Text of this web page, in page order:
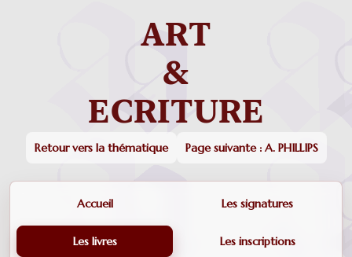
Retour vers la thématique Page suivante : A. PHILLIPS
Accueil Les signatures
Les livres Les inscriptions